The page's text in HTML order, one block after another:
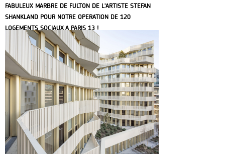
FABULEUX MARBRE DE FULTON DE L'ARTISTE STEFAN
SHANKLAND POUR NOTRE OPERATION DE 120
LOGEMENTS SOCIAUX A PARIS 13 !